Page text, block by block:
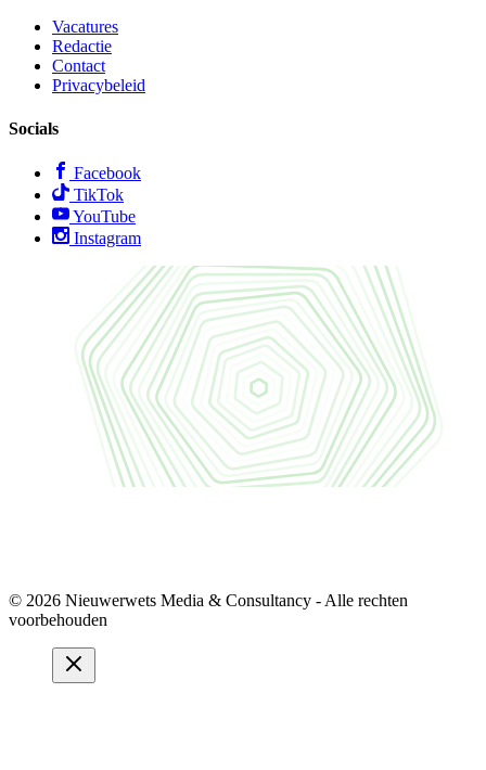
Vacatures
Redactie
Contact
Privacybeleid
Socials
Facebook
TikTok
YouTube
Instagram
© 2026 Nieuwerwets Media & Consultancy - Alle rechten
voorbehouden